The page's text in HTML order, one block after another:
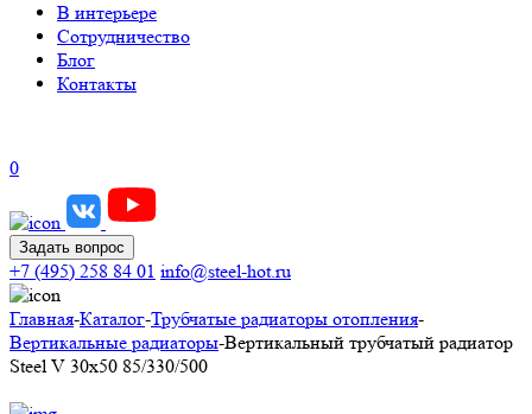
В интерьере
Сотрудничество
Блог
Контакты
0
Задать вопрос
+7 (495) 258 84 01 info@steel-hot.ru
Главная-Каталог-Трубчатые радиаторы отопления-
Вертикальные радиаторы-Вертикальный трубчатый радиатор
Steel V 30х50 85/330/500